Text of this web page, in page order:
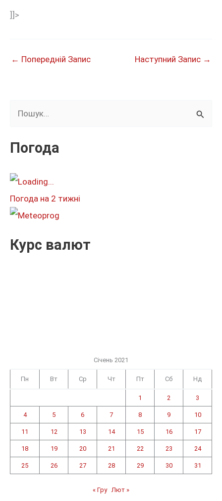
]]>
← Попередній Запис Наступний Запис →
к
т
:
Погода
Погода на 2 тижні
Курс валют
Січень 2021
Пн Вт Ср Чт Пт Сб Нд
1 2 3
4 5 6 7 8 9 10
11 12 13 14 15 16 17
18 19 20 21 22 23 24
25 26 27 28 29 30 31
« Гру Лют »